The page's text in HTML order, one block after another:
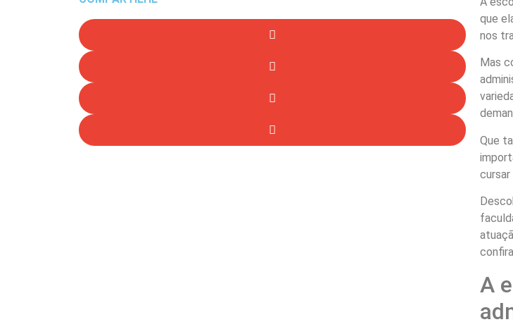
que
nos
Mas
Que
cursar
A